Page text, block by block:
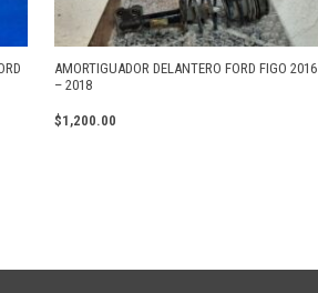
AMORTIGUADOR DELANTERO FORD FIGO 2016
– 2018
$1,200.00